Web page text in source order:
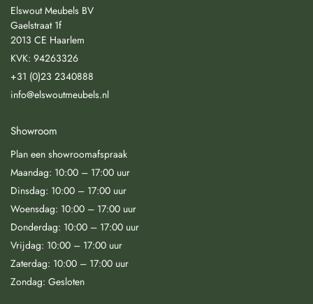
Elswout Meubels BV
Gaelstraat 1f
2013 CE Haarlem
KVK: 94263326
+31 (0)23 2340888
info@elswoutmeubels.nl
Showroom
Plan een showroomafspraak
Maandag: 10:00 – 17:00 uur
Dinsdag: 10:00 – 17:00 uur
Woensdag: 10:00 – 17:00 uur
Donderdag: 10:00 – 17:00 uur
Vrijdag: 10:00 – 17:00 uur
Zaterdag: 10:00 – 17:00 uur
Zondag: Gesloten